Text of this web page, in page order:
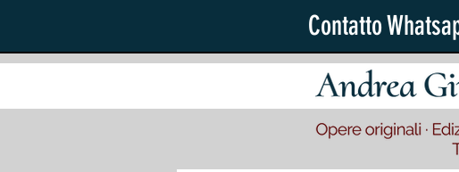
Contatto